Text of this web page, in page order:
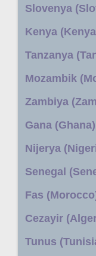
Slovenya
Kenya
Tanzanya
Mozambik
Zambiya
Gana (Ghana)
Nijerya
Senegal
Fas
Cezayir
Tunus